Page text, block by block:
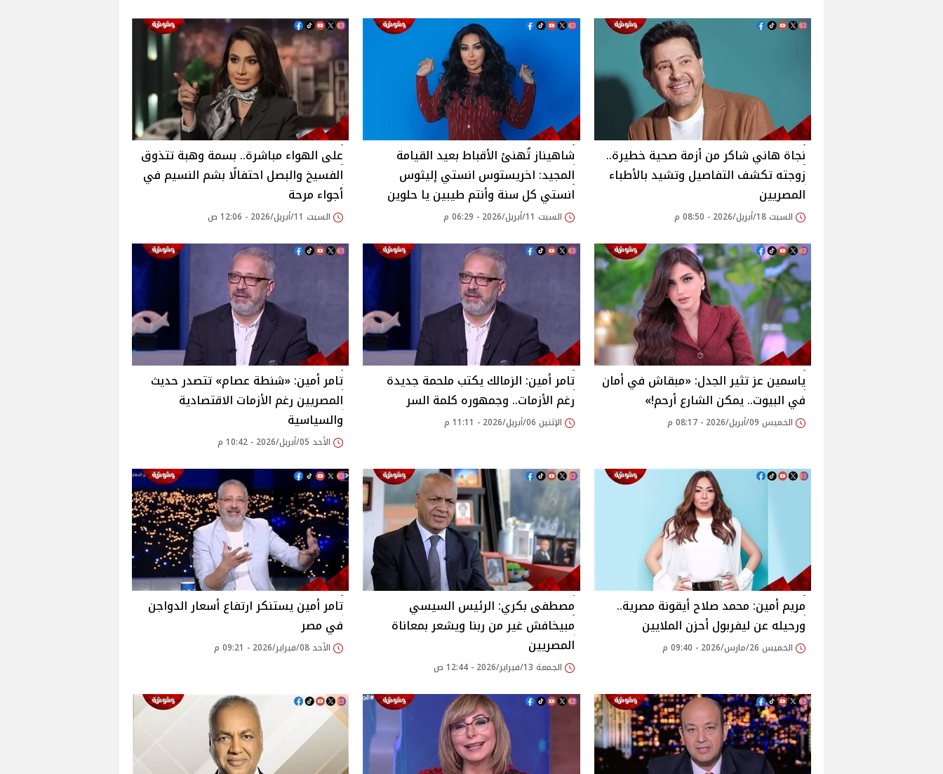
نجاة هاني شاكر من أزمة صحية خطيرة..
زوجته تكشف التفاصيل وتشيد بالأطباء
المصريين
السبت 18/أبريل/2026 - 08:50 م
شاهيناز تُهنئ الأقباط بعيد القيامة
المجيد: اخريستوس انستي إليثوس
انستي كل سنة وأنتم طيبين يا حلوين
السبت 11/أبريل/2026 - 06:29 م
على الهواء مباشرة.. بسمة وهبة تتذوق
الفسيخ والبصل احتفالًا بشم النسيم في
أجواء مرحة
السبت 11/أبريل/2026 - 12:06 ص
ياسمين عز تثير الجدل: «مبقاش في أمان
في البيوت.. يمكن الشارع أرحم!»
الخميس 09/أبريل/2026 - 08:17 م
تامر أمين: الزمالك يكتب ملحمة جديدة
رغم الأزمات.. وجمهوره كلمة السر
الإثنين 06/أبريل/2026 - 11:11 م
تامر أمين: «شنطة عصام» تتصدر حديث
المصريين رغم الأزمات الاقتصادية
والسياسية
الأحد 05/أبريل/2026 - 10:42 م
مريم أمين: محمد صلاح أيقونة مصرية..
ورحيله عن ليفربول أحزن الملايين
الخميس 26/مارس/2026 - 09:40 م
مصطفى بكري: الرئيس السيسي
مبيخافش غير من ربنا ويشعر بمعاناة
المصريين
الجمعة 13/فبراير/2026 - 12:44 ص
تامر أمين يستنكر ارتفاع أسعار الدواجن
في مصر
الأحد 08/فبراير/2026 - 09:21 م